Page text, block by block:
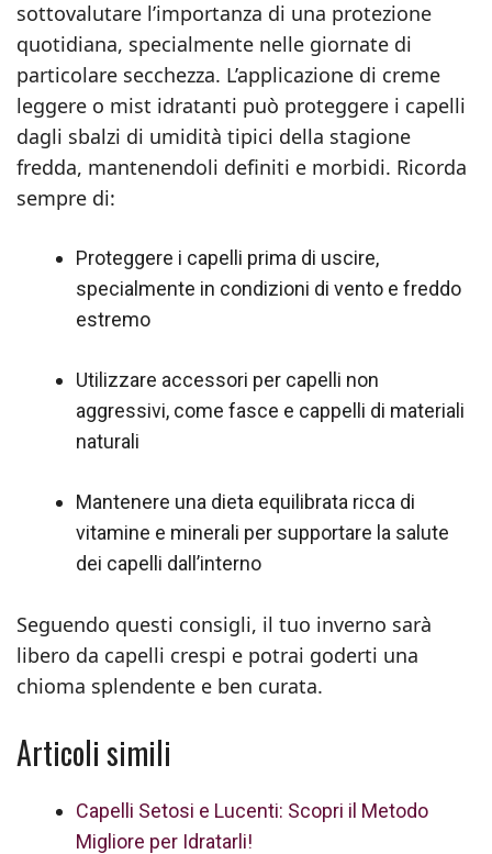
sottovalutare l’importanza di una protezione
quotidiana, specialmente nelle giornate di
particolare secchezza. L’applicazione di creme
leggere o mist idratanti può proteggere i capelli
dagli sbalzi di umidità tipici della stagione
fredda, mantenendoli definiti e morbidi. Ricorda
sempre di:
Proteggere i capelli prima di uscire,
specialmente in condizioni di vento e freddo
estremo
Utilizzare accessori per capelli non
aggressivi, come fasce e cappelli di materiali
naturali
Mantenere una dieta equilibrata ricca di
vitamine e minerali per supportare la salute
dei capelli dall’interno
Seguendo questi consigli, il tuo inverno sarà
libero da capelli crespi e potrai goderti una
chioma splendente e ben curata.
Articoli simili
Capelli Setosi e Lucenti: Scopri il Metodo
Migliore per Idratarli!